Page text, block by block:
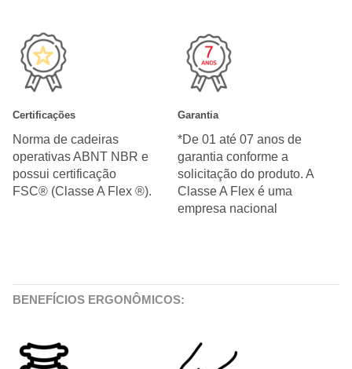
Certificações
Norma de cadeiras
operativas ABNT NBR e
possui certificação
FSC® (Classe A Flex ®).
Garantia
*De 01 até 07 anos de
garantia conforme a
solicitação do produto. A
Classe A Flex é uma
empresa nacional
BENEFÍCIOS ERGONÔMICOS: